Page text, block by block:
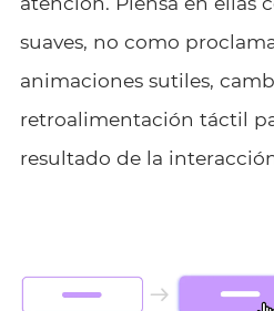
suaves, no como
animaciones sutiles,
retroalimentación táctil
resultado de la